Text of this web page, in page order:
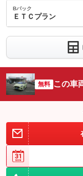
ョン価格
(税込)
車両本体価
パック内容
保証
保証項目
修理回数・
Bパック
ＥＴＣプラン
2
車両本体価
格
純正用品
ＯＫ）を
す。当社在
無料 この車